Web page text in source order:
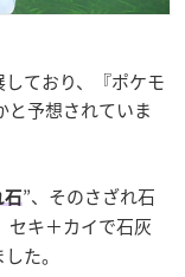
ており、『ポケモ
と予想されていま
石”、そのさざれ石
セキ＋カイで石灰
た。